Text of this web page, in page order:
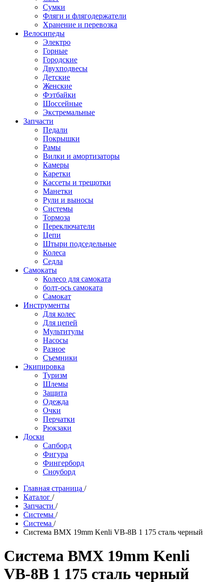
Сумки
Фляги и флягодержатели
Хранение и перевозка
Велосипеды
Электро
Горные
Городские
Двухподвесы
Детские
Женские
Фэтбайки
Шоссейные
Экстремальные
Запчасти
Педали
Покрышки
Рамы
Вилки и амортизаторы
Камеры
Каретки
Кассеты и трещотки
Манетки
Рули и выносы
Системы
Тормоза
Переключатели
Цепи
Штыри подседельные
Колеса
Седла
Самокаты
Колесо для самоката
болт-ось самоката
Самокат
Инструменты
Для колес
Для цепей
Мультитулы
Насосы
Разное
Съемники
Экипировка
Туризм
Шлемы
Защита
Одежда
Очки
Перчатки
Рюкзаки
Доски
Сапборд
Фигура
Фингерборд
Сноуборд
Главная страница /
Каталог /
Запчасти /
Системы /
Система /
Система BMX 19mm Kenli VB-8B 1 175 сталь черный
Система BMX 19mm Kenli
VB-8B 1 175 сталь черный